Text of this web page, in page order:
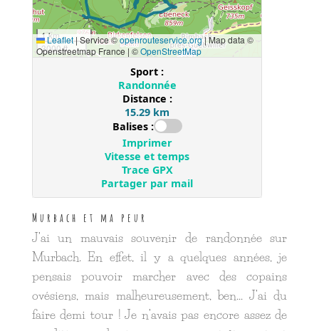
Murbach et ma peur
J’ai un mauvais souvenir de randonnée sur
Murbach. En effet, il y a quelques années, je
pensais pouvoir marcher avec des copains
ovésiens, mais malheureusement, ben… J’ai du
faire demi tour ! Je n’avais pas encore assez de